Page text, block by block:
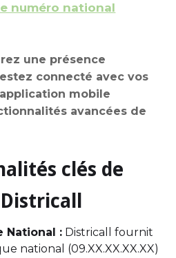
numéro national
une présence
connecté avec vos
mobile
avancées de
clés de
National : Districall fournit
national (09.XX.XX.XX.XX)